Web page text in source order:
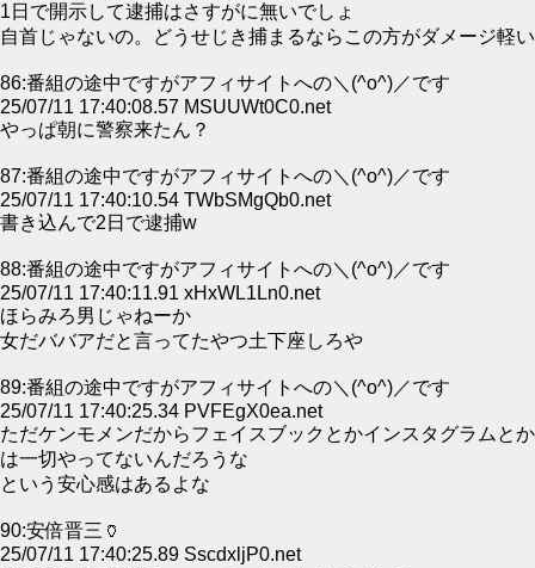
1日で開示して逮捕はさすがに無いでしょ
自首じゃないの。どうせじき捕まるならこの方がダメージ軽い
86:番組の途中ですがアフィサイトへの＼(^o^)／です
25/07/11 17:40:08.57 MSUUWt0C0.net
やっぱ朝に警察来たん？
87:番組の途中ですがアフィサイトへの＼(^o^)／です
25/07/11 17:40:10.54 TWbSMgQb0.net
書き込んで2日で逮捕w
88:番組の途中ですがアフィサイトへの＼(^o^)／です
25/07/11 17:40:11.91 xHxWL1Ln0.net
ほらみろ男じゃねーか
女だババアだと言ってたやつ土下座しろや
89:番組の途中ですがアフィサイトへの＼(^o^)／です
25/07/11 17:40:25.34 PVFEgX0ea.net
ただケンモメンだからフェイスブックとかインスタグラムとか
は一切やってないんだろうな
という安心感はあるよな
90:安倍晋三🏺
25/07/11 17:40:25.89 SscdxljP0.net